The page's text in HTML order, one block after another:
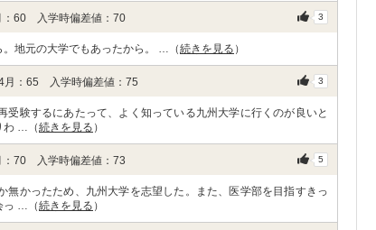
：60 入学時偏差値：70 3
。地元の大学でもあったから。 …（続きを見る ）
4月：65 入学時偏差値：75 3
験するにあたって、よく知っている九州大学に行くのが良いと
わ …（続きを見る ）
：70 入学時偏差値：73 5
かったため、九州大学を志望した。また、医学部を目指すきっ
っ …（続きを見る ）